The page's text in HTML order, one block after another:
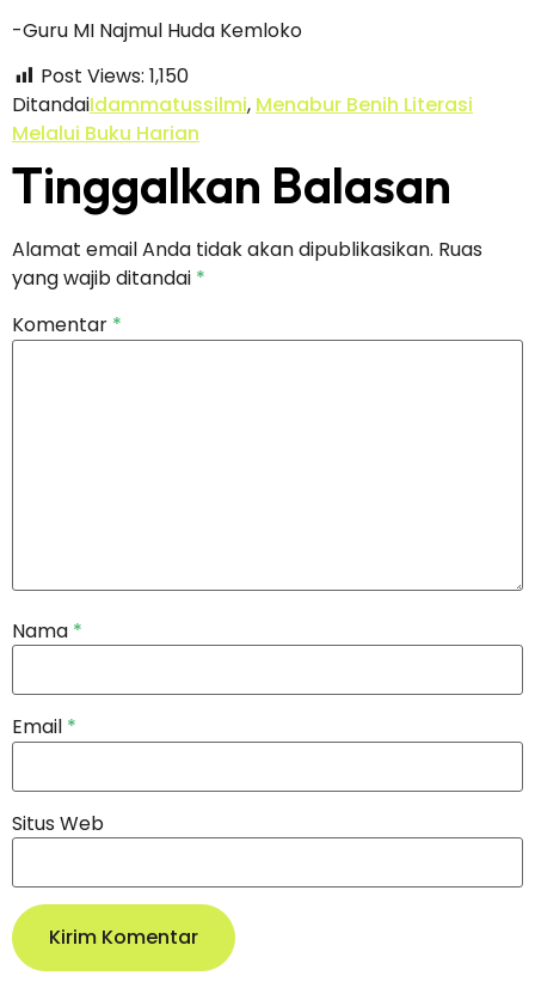
-Guru MI Najmul Huda Kemloko
Post Views: 1,150
DitandaiIdammatussilmi, Menabur Benih Literasi
Melalui Buku Harian
Tinggalkan Balasan
Alamat email Anda tidak akan dipublikasikan. Ruas
yang wajib ditandai *
Komentar *
Nama *
Email *
Situs Web